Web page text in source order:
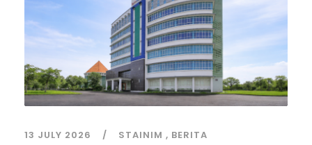
13 JULY 2026 STAINIM , BERITA